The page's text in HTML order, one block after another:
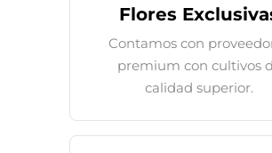
Flores
Contamos con
premium con cultivos
calidad superior.